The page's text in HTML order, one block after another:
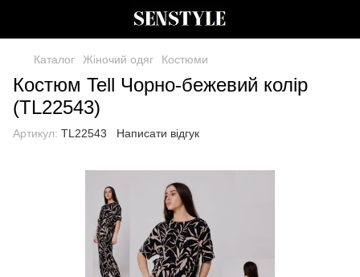
Каталог Жіночий одяг Костюми
Костюм Tell Чорно-бежевий колір
(TL22543)
Артикул: TL22543 Написати відгук